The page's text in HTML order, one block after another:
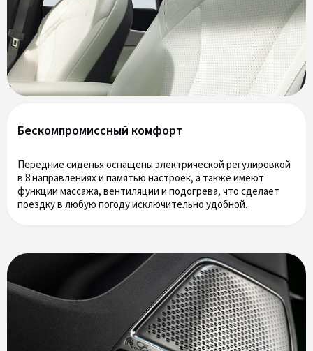
Бескомпромиссный комфорт
Передние сиденья оснащены электрической регулировкой
в 8 направлениях и памятью настроек, а также имеют
функции массажа, вентиляции и подогрева, что сделает
поездку в любую погоду исключительно удобной.